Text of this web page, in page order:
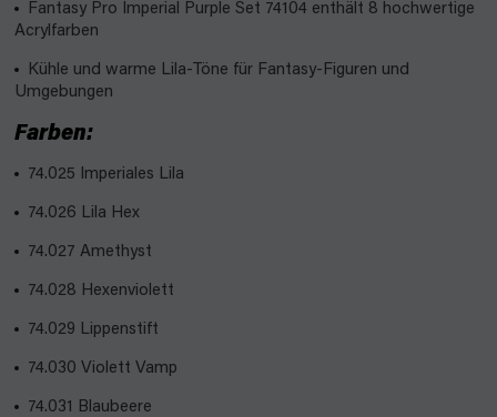
Fantasy Pro Imperial Purple Set 74104 enthält 8 hochwertige
Acrylfarben
Kühle und warme Lila-Töne für Fantasy-Figuren und
Umgebungen
Farben:
74.025 Imperiales Lila
74.026 Lila Hex
74.027 Amethyst
74.028 Hexenviolett
74.029 Lippenstift
74.030 Violett Vamp
74.031 Blaubeere